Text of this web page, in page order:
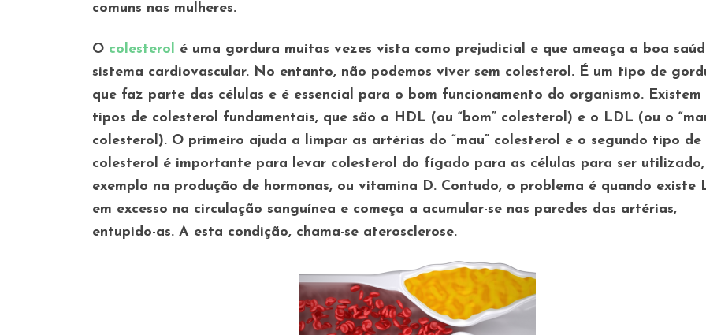
comuns nas mulheres.
O colesterol é uma gordura muitas vezes vista como prejudicial e que ameaça a boa
sistema cardiovascular. No entanto, não podemos viver sem colesterol. É um tipo de
que faz parte das células e é essencial para o bom funcionamento do organismo. Existem
tipos de colesterol fundamentais, que são o HDL (ou “bom” colesterol) e o LDL (ou o
colesterol). O primeiro ajuda a limpar as artérias do “mau” colesterol e o segundo tipo de
colesterol é importante para levar colesterol do fígado para as células para ser
exemplo na produção de hormonas, ou vitamina D. Contudo, o problema é quando existe
em excesso na circulação sanguínea e começa a acumular-se nas paredes das artérias,
entupido-as. A esta condição, chama-se aterosclerose.